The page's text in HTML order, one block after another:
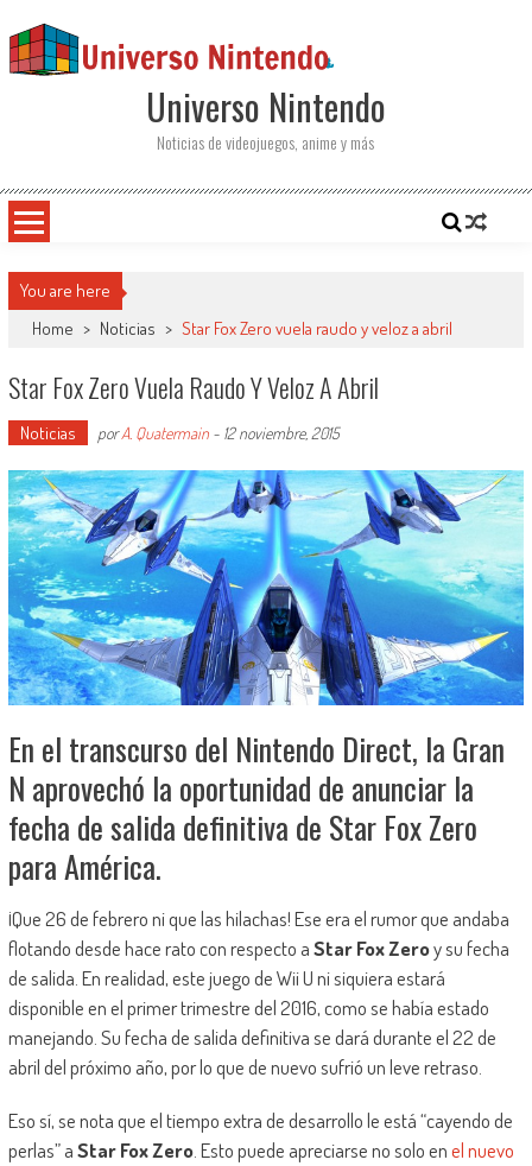
Universo Nintendo
Noticias de videojuegos, anime y más
You are here
Home > Noticias > Star Fox Zero vuela raudo y veloz a abril
Star Fox Zero Vuela Raudo Y Veloz A Abril
Noticias porA. Quatermain- 12 noviembre, 2015
En el transcurso del Nintendo Direct, la Gran
N aprovechó la oportunidad de anunciar la
fecha de salida definitiva de Star Fox Zero
para América.
¡Que 26 de febrero ni que las hilachas! Ese era el rumor que andaba
flotando desde hace rato con respecto aStar Fox Zeroy su fecha
de salida. En realidad, este juego de Wii U ni siquiera estará
disponible en el primer trimestre del 2016, como se había estado
manejando. Su fecha de salida definitiva se dará durante el 22 de
abril del próximo año, por lo que de nuevo sufrió un leve retraso.
Eso sí, se nota que el tiempo extra de desarrollo le está “cayendo de
perlas” aStar Fox Zero. Esto puede apreciarse no solo enel nuevo